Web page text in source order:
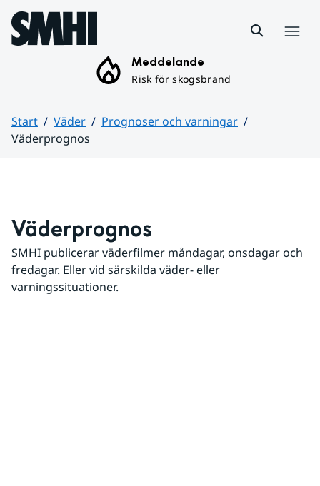
Hoppa till sidans innehåll
Meddelande
Risk för skogsbrand
Start Väder
Prognoser och varningar
Väderprognos
Väderprognos
SMHI publicerar väderfilmer måndagar, onsdagar och
fredagar. Eller vid särskilda väder- eller
varningssituationer.